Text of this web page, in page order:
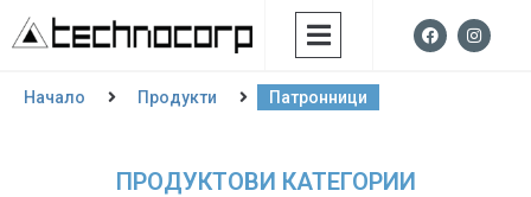
Начало Продукти Патронници
ПРОДУКТОВИ КАТЕГОРИИ